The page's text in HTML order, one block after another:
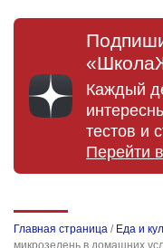
Каждый
тестов и
Перейти
Главная страница / Еда и
микрозелень в домашних